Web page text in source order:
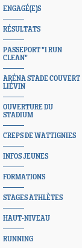
ENGAGÉ(E)S
RÉSULTATS
PASSEPORT "I RUN
CLEAN"
ARÉNA STADE COUVERT
LIÉVIN
OUVERTURE DU
STADIUM
CREPS DE WATTIGNIES
INFOS JEUNES
FORMATIONS
STAGES ATHLÈTES
HAUT-NIVEAU
RUNNING